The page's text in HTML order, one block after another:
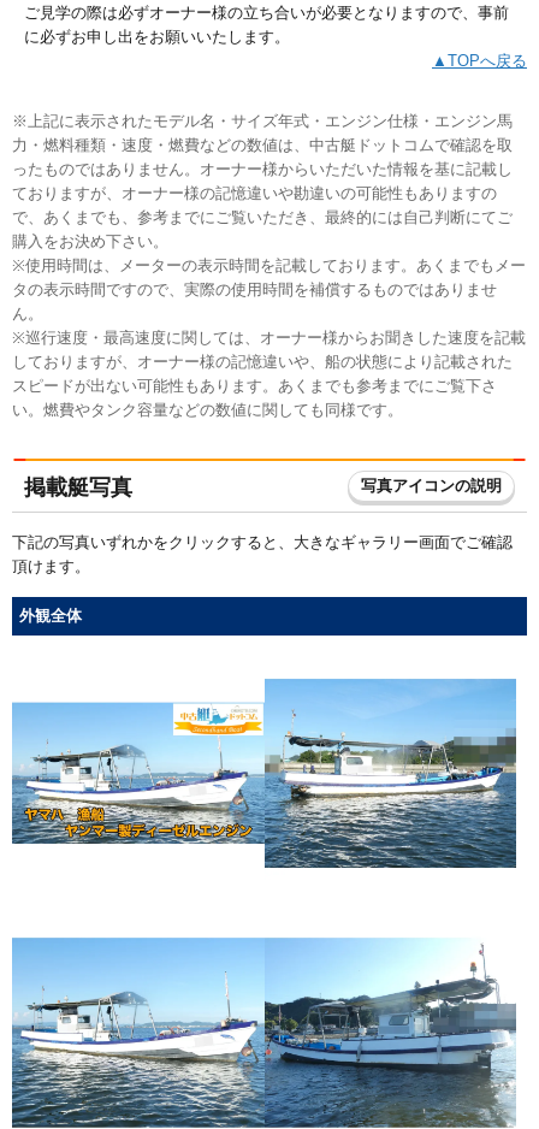
ご見学の際は必ずオーナー様の立ち合いが必要となりますので、事前
に必ずお申し出をお願いいたします。
▲TOPへ戻る
※上記に表示されたモデル名・サイズ年式・エンジン仕様・エンジン馬
力・燃料種類・速度・燃費などの数値は、中古艇ドットコムで確認を取
ったものではありません。オーナー様からいただいた情報を基に記載し
ておりますが、オーナー様の記憶違いや勘違いの可能性もありますの
で、あくまでも、参考までにご覧いただき、最終的には自己判断にてご
購入をお決め下さい。
※使用時間は、メーターの表示時間を記載しております。あくまでもメー
タの表示時間ですので、実際の使用時間を補償するものではありませ
ん。
※巡行速度・最高速度に関しては、オーナー様からお聞きした速度を記載
しておりますが、オーナー様の記憶違いや、船の状態により記載された
スピードが出ない可能性もあります。あくまでも参考までにご覧下さ
い。燃費やタンク容量などの数値に関しても同様です。
掲載艇写真 写真アイコンの説明
下記の写真いずれかをクリックすると、大きなギャラリー画面でご確認
頂けます。
外観全体